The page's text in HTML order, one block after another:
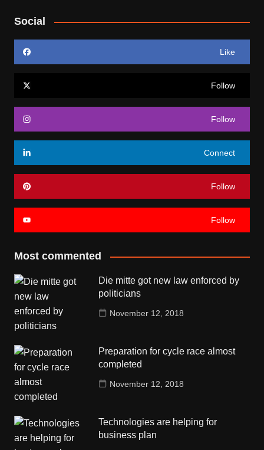
Social
Like
Follow
Follow
Connect
Follow
Follow
Most commented
Die mitte got new law enforced by
politicians
November 12, 2018
Preparation for cycle race almost
completed
November 12, 2018
Technologies are helping for
business plan